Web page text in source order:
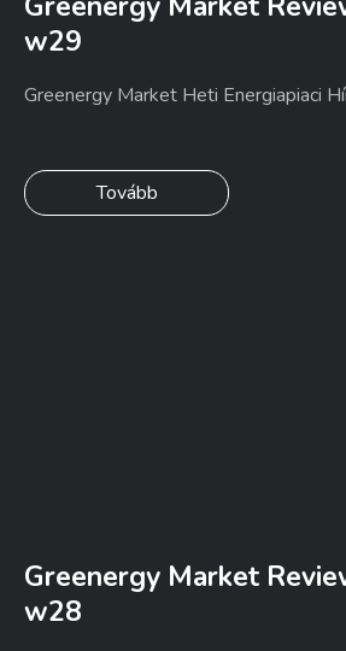
w29
Greenergy Market Heti Energiapiaci
Tovább
Greenergy Market
w28